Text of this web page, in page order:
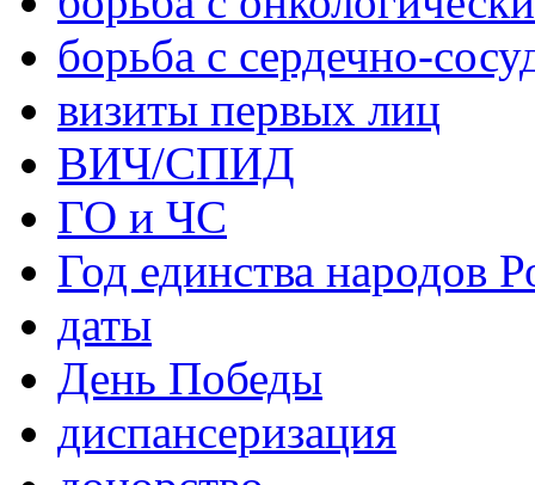
борьба с сердечно-
визиты первых лиц
ВИЧ/СПИД
ГО и ЧС
Год единства народов
даты
День Победы
диспансеризация